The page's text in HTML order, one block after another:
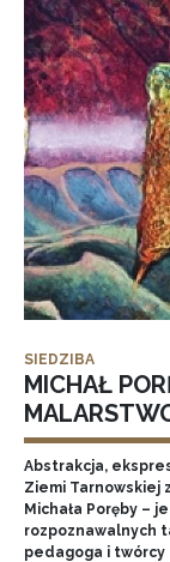
SIEDZIBA
MICHAŁ
Abstrakcja,
Ziemi Tarnowskiej
Michała Poręby –
rozpoznawalnych
pedagoga i twórcy